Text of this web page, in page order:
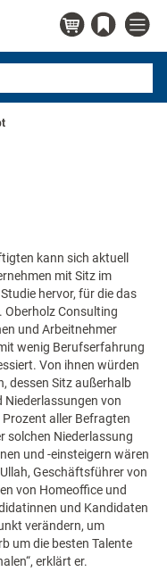
kann sich aktuell
mit Sitz im
hervor, für die das
Oberholz Consulting
und Arbeitnehmer
wenig Berufserfahrung
Von ihnen würden
dessen Sitz außerhalb
Niederlassungen von
aller Befragten
solchen Niederlassung
und -einsteigern wären
Geschäftsführer von
von Homeoffice und
und Kandidaten
verändern, um
um die besten Talente
erklärt er.